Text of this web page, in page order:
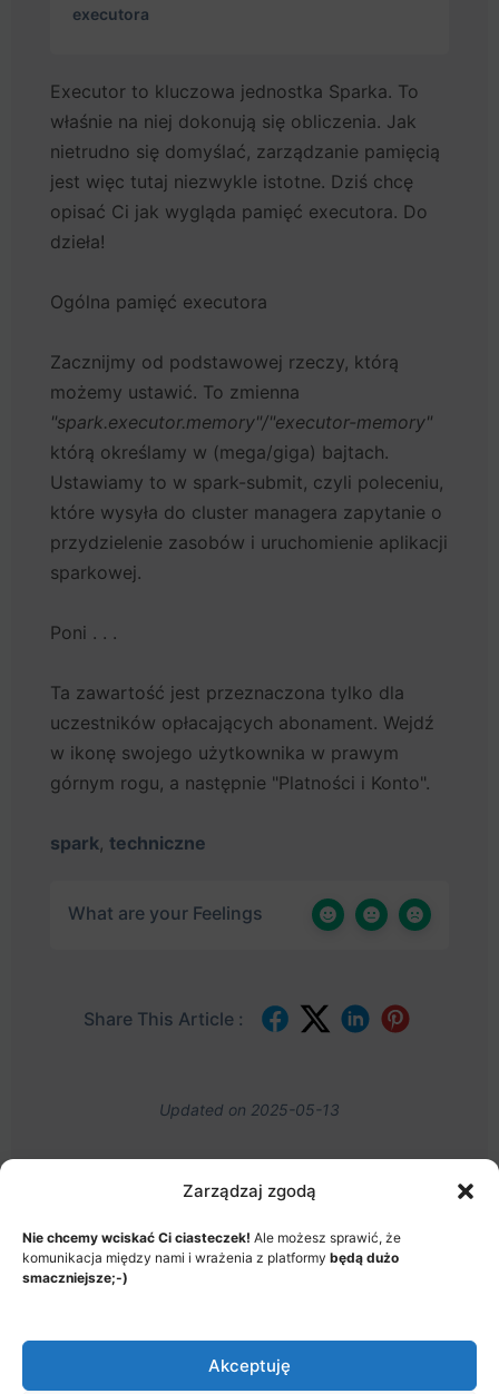
Zarządzaj zgodą
Nie chcemy wciskać Ci ciasteczek! Ale możesz sprawić, że
komunikacja między nami i wrażenia z platformy będą dużo
smaczniejsze;-)
Akceptuję
executora
Executor to kluczowa jednostka Sparka. To
właśnie na niej dokonują się obliczenia. Jak
nietrudno się domyślać, zarządzanie pamięcią
jest więc tutaj niezwykle istotne. Dziś chcę
opisać Ci jak wygląda pamięć executora. Do
dzieła!
Ogólna pamięć executora
Zacznijmy od podstawowej rzeczy, którą
możemy ustawić. To zmienna
"spark.executor.memory"/"executor-memory"
którą określamy w (mega/giga) bajtach.
Ustawiamy to w spark-submit, czyli poleceniu,
które wysyła do cluster managera zapytanie o
przydzielenie zasobów i uruchomienie aplikacji
sparkowej.
Poni . . .
Ta zawartość jest przeznaczona tylko dla
uczestników opłacających abonament. Wejdź
w ikonę swojego użytkownika w prawym
górnym rogu, a następnie "Platności i Konto".
spark, techniczne
What are your Feelings
Share This Article :
Updated on 2025-05-13
JAK TO DZIAŁA?
MENU
ITEMS
Factory sp. z o.o.
Polityka prywatności